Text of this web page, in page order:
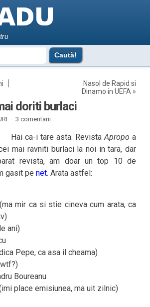
Nasol de Rapid si
Dinamo in UEFA »
doriti burlaci
· 3 comentarii
Hai ca-i tare asta. RevistaApropo a
mai ravniti burlaci la noi in tara, dar
revista, am doar un top 10 de
gasit penet. Arata astfel:
mir ca si stie cineva cum arata, ca
ani)
Pepe, ca asa il cheama)
Boureanu
place emisiunea, ma uit zilnic)